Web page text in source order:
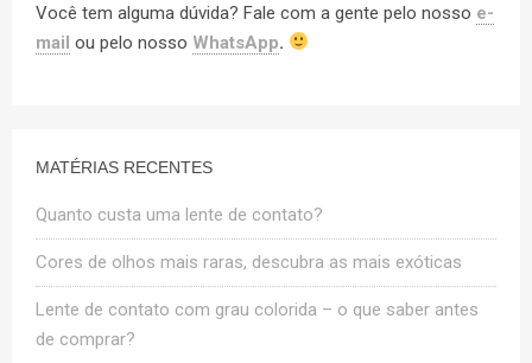
Você tem alguma dúvida? Fale com a gente pelo nosso e-
mail ou pelo nosso WhatsApp.
MATÉRIAS RECENTES
Quanto custa uma lente de contato?
Cores de olhos mais raras, descubra as mais exóticas
Lente de contato com grau colorida – o que saber antes
de comprar?